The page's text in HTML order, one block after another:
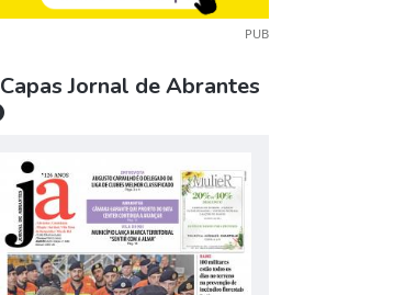
PUB
Capas Jornal de Abrantes